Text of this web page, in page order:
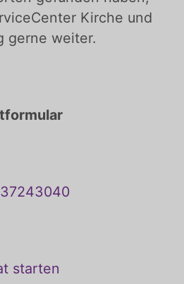
Kirche und
gerne weiter.
starten